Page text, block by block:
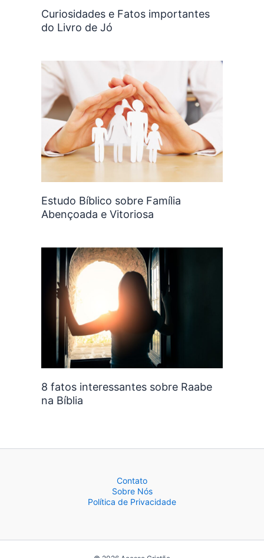
Curiosidades e Fatos importantes
do Livro de Jó
Estudo Bíblico sobre Família
Abençoada e Vitoriosa
8 fatos interessantes sobre Raabe
na Bíblia
Contato
Sobre Nós
Política de Privacidade